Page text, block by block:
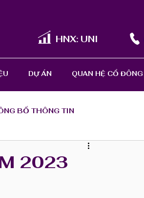
DỰ ÁN QUAN HỆ CỔ ĐÔNG
HNX: UNI
BỐ THÔNG TIN
2023